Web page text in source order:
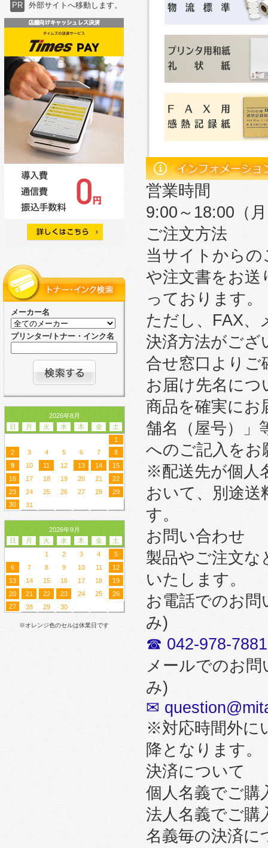
PR 外部サイトへ移動します。
メーカー名
プリンター/トナー・インク名
2026年8月
日
月 火 水 木 金
土
1
2
3 4 5 6 7
8
9
10 11 12 13 14
15
16
17 18 19 20 21
22
23
24 25 26 27 28
29
30
31
2026年9月
日
月 火 水 木 金
土
1
2 3 4
5
6
7 8 9 10 11
12
13
14 15 16 17 18
19
20
21 22 23 24 25
26
27
28 29 30
※オレンジ色のセルは休業日です
営業時間
9:00～18:00（
ご注文方法
当サイトから
や注文書をお送
っております。
ただし、FAX、
決済方法がござ
合せ窓口よりご
お届け先名につ
商品を確実にお
舗名（屋号）」
へのご記入をお
※配送先が個人
おいて、別途送
す。
お問い合わせ
製品やご注文な
いたします。
お電話でのお
み)
☎ 042-978-7881
メールでのお
み)
✉
※対応時間外に
降となります。
決済について
個人名義でご購
法人名義でご購
名義毎の決済に